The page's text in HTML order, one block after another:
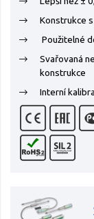
Konstrukce
Použitelné
Svařovaná
konstrukce
Interní